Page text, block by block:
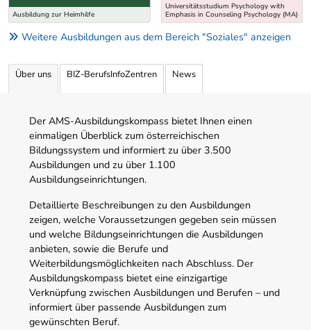
Ausbildung zur Heimhilfe
Universitätsstudium Psychology with
Emphasis in Counseling Psychology (MA)
Weitere Ausbildungen aus dem Bereich "Soziales" anzeigen
Über uns BIZ-BerufsInfoZentren News
Der AMS-Ausbildungskompass bietet Ihnen einen
einmaligen Überblick zum österreichischen
Bildungssystem und informiert zu über 3.500
Ausbildungen und zu über 1.100
Ausbildungseinrichtungen.
Detaillierte Beschreibungen zu den Ausbildungen
zeigen, welche Voraussetzungen gegeben sein müssen
und welche Bildungseinrichtungen die Ausbildungen
anbieten, sowie die Berufe und
Weiterbildungsmöglichkeiten nach Abschluss. Der
Ausbildungskompass bietet eine einzigartige
Verknüpfung zwischen Ausbildungen und Berufen – und
informiert über passende Ausbildungen zum
gewünschten Beruf.